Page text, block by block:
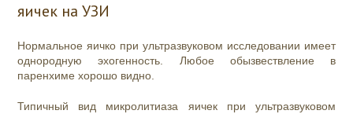
яичек на УЗИ
Нормальное яичко при ультразвуковом исследовании имеет
однородную эхогенность. Любое обызвествление в
паренхиме хорошо видно.
Типичный вид микролитиаза яичек при ультразвуковом